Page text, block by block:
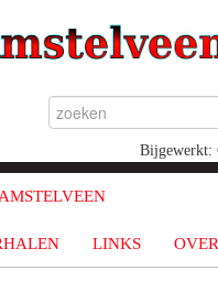
Bijgewerkt:
LINKS